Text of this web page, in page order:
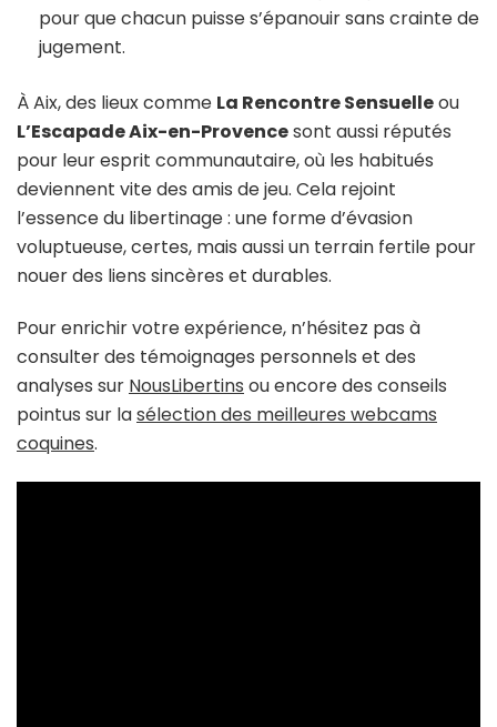
pour que chacun puisse s’épanouir sans crainte de
jugement.
À Aix, des lieux comme La Rencontre Sensuelleou
L’Escapade Aix-en-Provencesont aussi réputés
pour leur esprit communautaire, où les habitués
deviennent vite des amis de jeu. Cela rejoint
l’essence du libertinage : une forme d’évasion
voluptueuse, certes, mais aussi un terrain fertile pour
nouer des liens sincères et durables.
Pour enrichir votre expérience, n’hésitez pas à
consulter des témoignages personnels et des
analyses sur NousLibertins ou encore des conseils
pointus sur lasélection des meilleures webcams
coquines.